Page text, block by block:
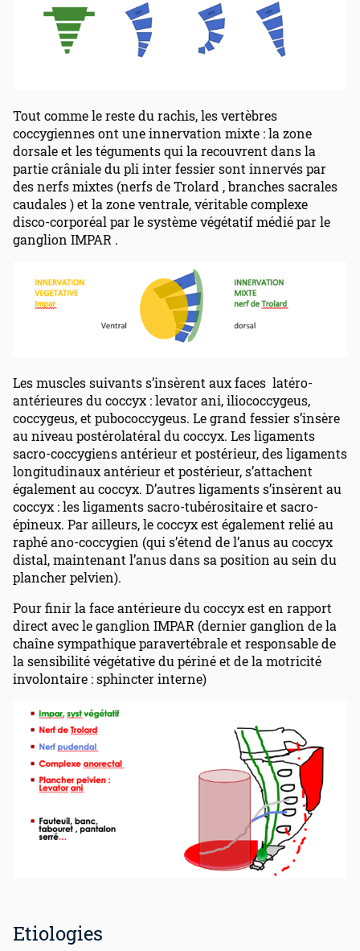
Tout comme le reste du rachis, les vertèbres
coccygiennes ont une innervation mixte : la zone
dorsale et les téguments qui la recouvrent dans la
partie crâniale du pli inter fessier sont innervés par
des nerfs mixtes (nerfs de Trolard , branches sacrales
caudales ) et la zone ventrale, véritable complexe
disco-corporéal par le système végétatif médié par le
ganglion IMPAR .
Les muscles suivants s’insèrent aux faces latéro-
antérieures du coccyx : levator ani, iliococcygeus,
coccygeus, et pubococcygeus. Le grand fessier s’insère
au niveau postérolatéral du coccyx. Les ligaments
sacro-coccygiens antérieur et postérieur, des ligaments
longitudinaux antérieur et postérieur, s’attachent
également au coccyx. D’autres ligaments s’insèrent au
coccyx : les ligaments sacro-tubérositaire et sacro-
épineux. Par ailleurs, le coccyx est également relié au
raphé ano-coccygien (qui s’étend de l’anus au coccyx
distal, maintenant l’anus dans sa position au sein du
plancher pelvien).
Pour finir la face antérieure du coccyx est en rapport
direct avec le ganglion IMPAR (dernier ganglion de la
chaîne sympathique paravertébrale et responsable de
la sensibilité végétative du périné et de la motricité
involontaire : sphincter interne)
Etiologies